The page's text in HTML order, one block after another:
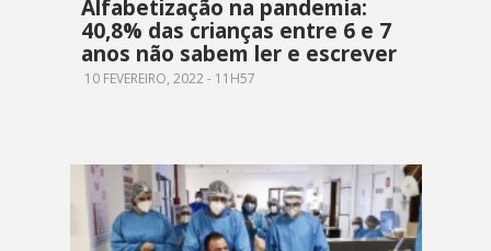
Alfabetização na pandemia:
40,8% das crianças entre 6 e 7
anos não sabem ler e escrever
10 FEVEREIRO, 2022 - 11H57